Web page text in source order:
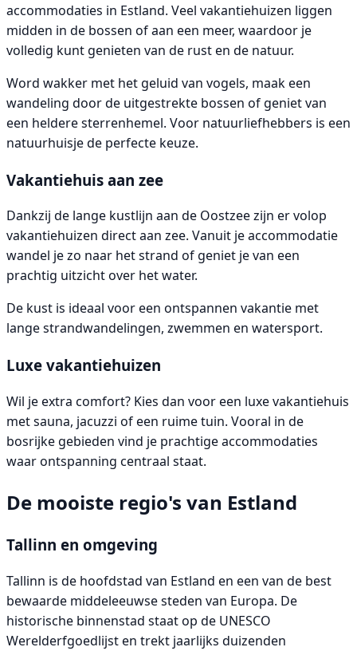
accommodaties in Estland. Veel vakantiehuizen liggen
midden in de bossen of aan een meer, waardoor je
volledig kunt genieten van de rust en de natuur.
Word wakker met het geluid van vogels, maak een
wandeling door de uitgestrekte bossen of geniet van
een heldere sterrenhemel. Voor natuurliefhebbers is een
natuurhuisje de perfecte keuze.
Vakantiehuis aan zee
Dankzij de lange kustlijn aan de Oostzee zijn er volop
vakantiehuizen direct aan zee. Vanuit je accommodatie
wandel je zo naar het strand of geniet je van een
prachtig uitzicht over het water.
De kust is ideaal voor een ontspannen vakantie met
lange strandwandelingen, zwemmen en watersport.
Luxe vakantiehuizen
Wil je extra comfort? Kies dan voor een luxe vakantiehuis
met sauna, jacuzzi of een ruime tuin. Vooral in de
bosrijke gebieden vind je prachtige accommodaties
waar ontspanning centraal staat.
De mooiste regio's van Estland
Tallinn en omgeving
Tallinn is de hoofdstad van Estland en een van de best
bewaarde middeleeuwse steden van Europa. De
historische binnenstad staat op de UNESCO
Werelderfgoedlijst en trekt jaarlijks duizenden